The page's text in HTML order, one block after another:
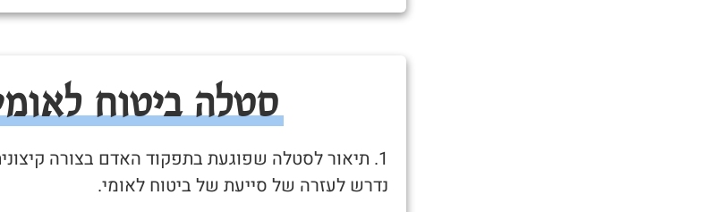
סטלה ביטוח
1. תיאור לסטלה שפוגעת בתפקוד האדם בצורה
נדרש לעזרה של סייעת של ביטוח לאומי.